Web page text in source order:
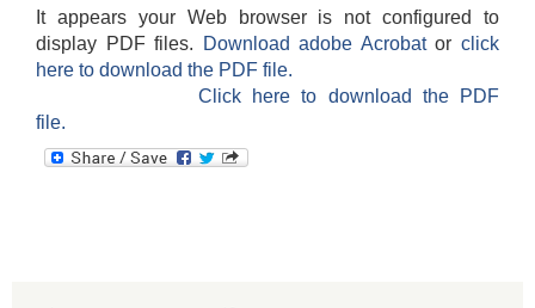
It appears your Web browser is not configured to
display PDF files.
Download adobe Acrobatorclick
here to download the PDF file.
Click here to download the PDF
file.